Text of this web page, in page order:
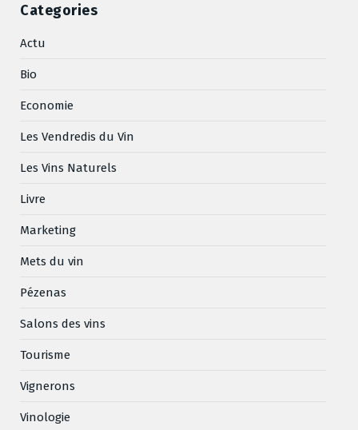
Categories
Actu
Bio
Economie
Les Vendredis du Vin
Les Vins Naturels
Livre
Marketing
Mets du vin
Pézenas
Salons des vins
Tourisme
Vignerons
Vinologie